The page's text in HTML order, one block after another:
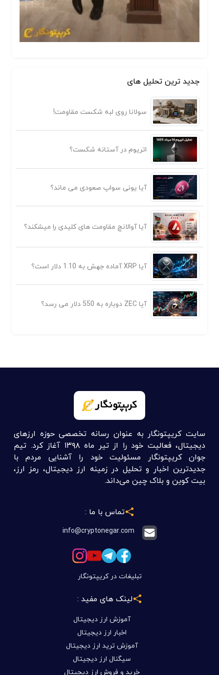
جدید ترین تحلیل های
سولانا روی لبه شکست مقاومت!
اتریوم در آستانه شکست؟
آیا یونی سواپ صعودی می ماند؟
آیا آوالانچ مقاومت های کلیدی را میشکند؟
آیا XRP آماده جهش به 1.10 دلار است؟
آیا ZEC دوباره به 550 دلار می رسد؟
سایت کریپتونگار به عنوان رسانه تخصصی حوزه ارزهای
دیجیتال، فعالیت خود را از تیر ماه ۱۳۹۸ آغاز کرد. تیم
جوان کریپتونگار مسئولیت خود را آشنایی مردم با
جدیدترین اخبار و تحلیل در زمینه ارز دیجیتال، رمز ارز،
بیت کوین و بلاک چین می‌داند.
تماس با ما :
info@cryptonegar.com
تبلیغات در کریپتونگار
لینک های مفید :
آموزش ارز دیجیتال
اخبار ارز دیجیتال
آموزش ترید ارز دیجیتال
سیگنال ارز دیجیتال
خرید و فروش ارز دیجیتال